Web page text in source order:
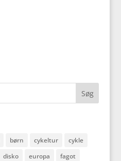
børn cykeltur
cykle
disko europa
fagot